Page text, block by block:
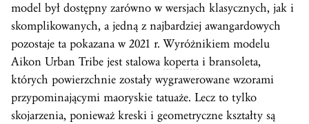
model był dostępny zarówno w wersjach klasycznych, jak i
skomplikowanych, a jedną z najbardziej awangardowych
pozostaje ta pokazana w 2021 r. Wyróżnikiem modelu
Aikon Urban Tribe jest stalowa koperta i bransoleta,
których powierzchnie zostały wygrawerowane wzorami
przypominającymi maoryskie tatuaże. Lecz to tylko
skojarzenia, ponieważ kreski i geometryczne kształty są